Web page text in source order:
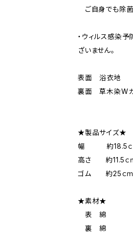
ご自身でも除菌
・ウィルス感染
ざいません。
表面 浴衣地
裏面 草木染W
★製品サイズ★
幅 約18.5ｃ
高さ 約11.5ｃ
ゴム 約25ｃ
★素材★
表 綿
裏 綿